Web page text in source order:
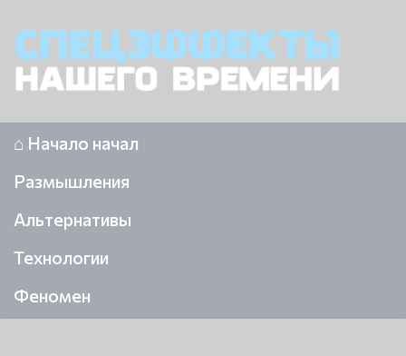
⌂ Начало начал
Размышления
Альтернативы
Технологии
Феномен